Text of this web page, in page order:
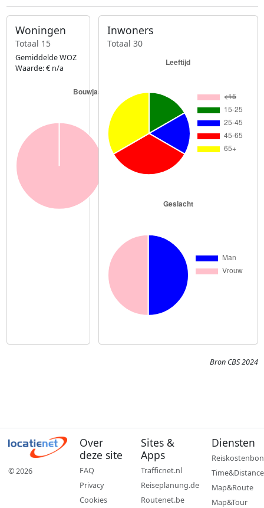
Woningen
Totaal 15
Gemiddelde WOZ
Waarde: € n/a
Inwoners
Totaal 30
Bron CBS 2024
© 2026
Over
deze site
FAQ
Privacy
Cookies
Sites &
Apps
Trafficnet.nl
Reiseplanung.de
Routenet.be
Diensten
Reiskostenbon
Time&Distance
Map&Route
Map&Tour